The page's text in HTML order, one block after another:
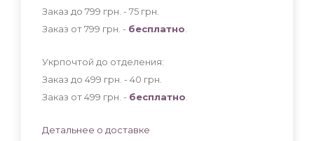
Заказ до 799 грн. - 75 грн
Заказ от 799 грн. - бесплатно
Укрпочтой до отделения:
Заказ до 499 грн. - 40 грн
Заказ от 499 грн. - бесплатно
Детальнее о доставке